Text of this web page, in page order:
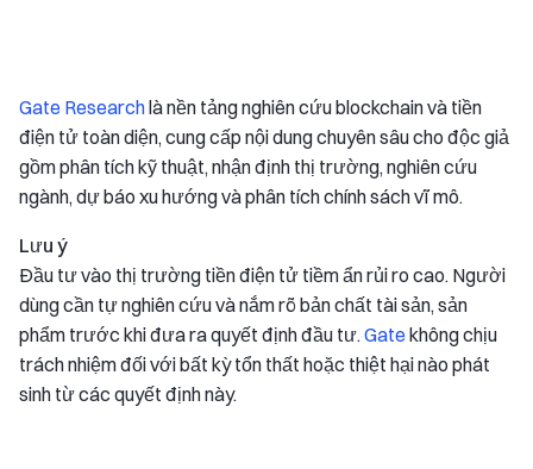
Gate Researchlà nền tảng nghiên cứu blockchain và tiền
điện tử toàn diện, cung cấp nội dung chuyên sâu cho độc giả
gồm phân tích kỹ thuật, nhận định thị trường, nghiên cứu
ngành, dự báo xu hướng và phân tích chính sách vĩ mô.
Lưu ý
Đầu tư vào thị trường tiền điện tử tiềm ẩn rủi ro cao. Người
dùng cần tự nghiên cứu và nắm rõ bản chất tài sản, sản
phẩm trước khi đưa ra quyết định đầu tư.Gatekhông chịu
trách nhiệm đối với bất kỳ tổn thất hoặc thiệt hại nào phát
sinh từ các quyết định này.